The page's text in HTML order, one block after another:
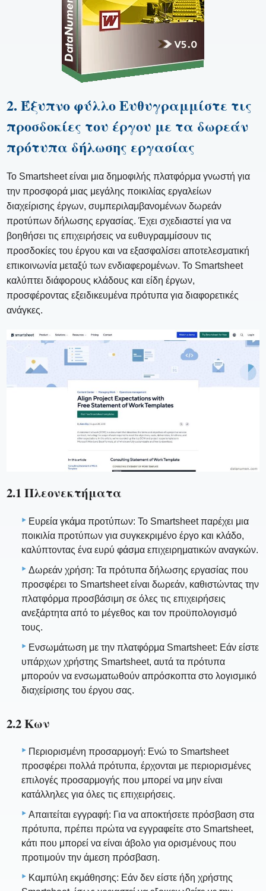
2. Έξυπνο φύλλο Ευθυγραμμίστε τις
προσδοκίες του έργου με τα δωρεάν
πρότυπα δήλωσης εργασίας
Το Smartsheet είναι μια δημοφιλής πλατφόρμα γνωστή για
την προσφορά μιας μεγάλης ποικιλίας εργαλείων
διαχείρισης έργων, συμπεριλαμβανομένων δωρεάν
προτύπων δήλωσης εργασίας. Έχει σχεδιαστεί για να
βοηθήσει τις επιχειρήσεις να ευθυγραμμίσουν τις
προσδοκίες του έργου και να εξασφαλίσει αποτελεσματική
επικοινωνία μεταξύ των ενδιαφερομένων. Το Smartsheet
καλύπτει διάφορους κλάδους και είδη έργων,
προσφέροντας εξειδικευμένα πρότυπα για διαφορετικές
ανάγκες.
2.1 Πλεονεκτήματα
Ευρεία γκάμα προτύπων: Το Smartsheet παρέχει μια
ποικιλία προτύπων για συγκεκριμένο έργο και κλάδο,
καλύπτοντας ένα ευρύ φάσμα επιχειρηματικών αναγκών.
Δωρεάν χρήση: Τα πρότυπα δήλωσης εργασίας που
προσφέρει το Smartsheet είναι δωρεάν, καθιστώντας την
πλατφόρμα προσβάσιμη σε όλες τις επιχειρήσεις
ανεξάρτητα από το μέγεθος και τον προϋπολογισμό
τους.
Ενσωμάτωση με την πλατφόρμα Smartsheet: Εάν είστε
υπάρχων χρήστης Smartsheet, αυτά τα πρότυπα
μπορούν να ενσωματωθούν απρόσκοπτα στο λογισμικό
διαχείρισης του έργου σας.
2.2 Κων
Περιορισμένη προσαρμογή: Ενώ το Smartsheet
προσφέρει πολλά πρότυπα, έρχονται με περιορισμένες
επιλογές προσαρμογής που μπορεί να μην είναι
κατάλληλες για όλες τις επιχειρήσεις.
Απαιτείται εγγραφή: Για να αποκτήσετε πρόσβαση στα
πρότυπα, πρέπει πρώτα να εγγραφείτε στο Smartsheet,
κάτι που μπορεί να είναι άβολο για ορισμένους που
προτιμούν την άμεση πρόσβαση.
Καμπύλη εκμάθησης: Εάν δεν είστε ήδη χρήστης